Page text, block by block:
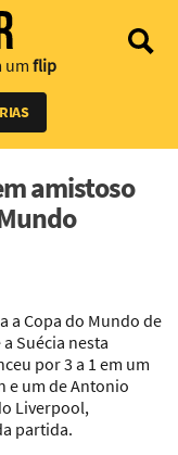
um flip
amistoso
a Copa do Mundo de
Suécia nesta
por 3 a 1 em um
e um de Antonio
Liverpool,
partida.